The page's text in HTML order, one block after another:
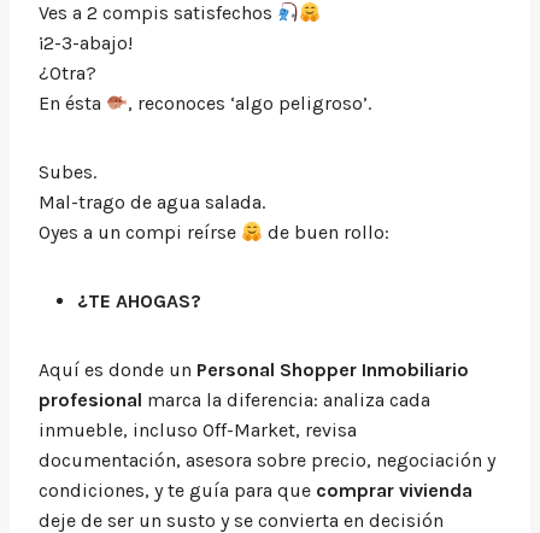
Ves a 2 compis satisfechos
¡2-3-abajo!
¿Otra?
En ésta
, reconoces ‘algo peligroso’.
Subes.
Mal-trago de agua salada.
Oyes a un compi reírse
de buen rollo:
¿TE AHOGAS?
Aquí es donde un Personal Shopper Inmobiliario
profesional marca la diferencia: analiza cada
inmueble, incluso Off-Market, revisa
documentación, asesora sobre precio, negociación y
condiciones, y te guía para que comprar vivienda
deje de ser un susto y se convierta en decisión